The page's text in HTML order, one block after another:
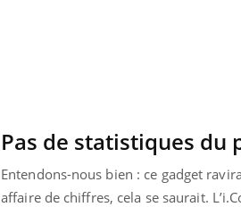
Pas de statistiques du
Entendons-nous bien : ce gadget
affaire de chiffres, cela se saurait.